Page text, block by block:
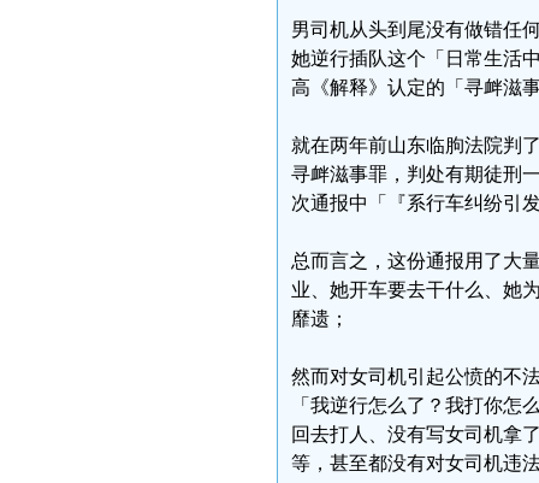
男司机从头到尾没有做错任
她逆行插队这个「日常生活
高《解释》认定的「寻衅滋
就在两年前山东临朐法院判
寻衅滋事罪，判处有期徒刑
次通报中「『系行车纠纷引
总而言之，这份通报用了大
业、她开车要去干什么、她
靡遗；
然而对女司机引起公愤的不
「我逆行怎么了？我打你怎
回去打人、没有写女司机拿
等，甚至都没有对女司机违